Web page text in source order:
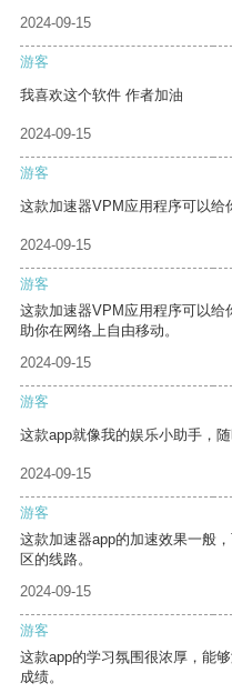
2024-09-15
游客
我喜欢这个软件 作者加油
2024-09-15
游客
这款加速器VPM应用程序可以给
2024-09-15
游客
这款加速器VPM应用程序可以
助你在网络上自由移动。
2024-09-15
游客
这款app就像我的娱乐小助手，
2024-09-15
游客
这款加速器app的加速效果一般
区的线路。
2024-09-15
游客
这款app的学习氛围很浓厚，能
成绩。